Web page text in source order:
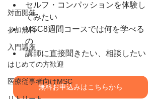
対面開催
参加無料
入門講座
はじめての方歓迎
医療従事者向けMSC
セルフ・コンパッションを体験し
てみたい
MSC8週間コースでは何を学べる
の
講師に直接聞きたい、相談したい
無料お申込みはこちらから